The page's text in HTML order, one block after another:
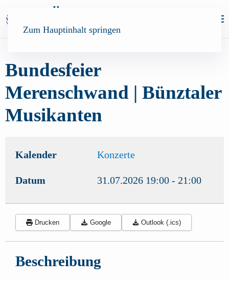
Zum Hauptinhalt springen
Bundesfeier
Merenschwand | Bünztaler
Musikanten
Kalender Konzerte
Datum 31.07.2026 19:00 - 21:00
Drucken Google Outlook (.ics)
Beschreibung